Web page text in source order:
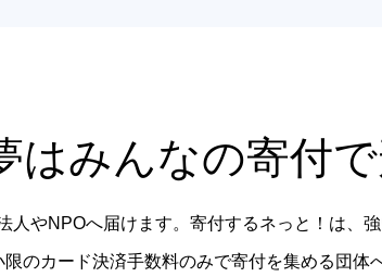
はみんなの寄付
やNPOへ届けます。寄付するネっと！は、
のカード決済手数料のみで寄付を集める団体